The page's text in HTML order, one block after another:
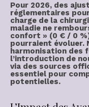
Pour 2026, des
réglementaires
charge de la
maladie ne
confort » (0 € / 0 %
pourraient évoluer.
harmonisation des
l’introduction de
via des sources
essentiel pour
potentielles.